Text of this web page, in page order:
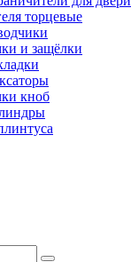
торцевые
и защёлки
кноб